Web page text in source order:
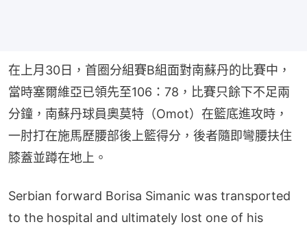
在上月30日，首圈分組賽B組面對南蘇丹的比賽中，
當時塞爾維亞已領先至106：78，比賽只餘下不足兩
分鐘，南蘇丹球員奧莫特（Omot）在籃底進攻時，
一肘打在施馬歷腰部後上籃得分，後者隨即彎腰扶住
膝蓋並蹲在地上。
Serbian forward Borisa Simanic was transported
to the hospital and ultimately lost one of his